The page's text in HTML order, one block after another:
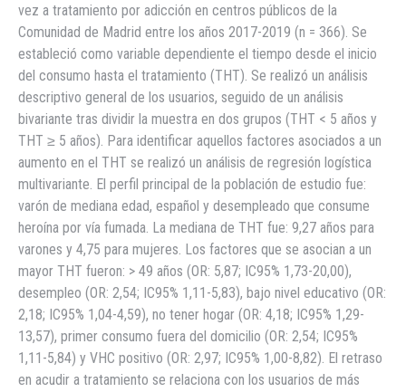
vez a tratamiento por adicción en centros públicos de la
Comunidad de Madrid entre los años 2017-2019 (n = 366). Se
estableció como variable dependiente el tiempo desde el inicio
del consumo hasta el tratamiento (THT). Se realizó un análisis
descriptivo general de los usuarios, seguido de un análisis
bivariante tras dividir la muestra en dos grupos (THT < 5 años y
THT ≥ 5 años). Para identificar aquellos factores asociados a un
aumento en el THT se realizó un análisis de regresión logística
multivariante. El perfil principal de la población de estudio fue:
varón de mediana edad, español y desempleado que consume
heroína por vía fumada. La mediana de THT fue: 9,27 años para
varones y 4,75 para mujeres. Los factores que se asocian a un
mayor THT fueron: > 49 años (OR: 5,87; IC95% 1,73-20,00),
desempleo (OR: 2,54; IC95% 1,11-5,83), bajo nivel educativo (OR:
2,18; IC95% 1,04-4,59), no tener hogar (OR: 4,18; IC95% 1,29-
13,57), primer consumo fuera del domicilio (OR: 2,54; IC95%
1,11-5,84) y VHC positivo (OR: 2,97; IC95% 1,00-8,82). El retraso
en acudir a tratamiento se relaciona con los usuarios de más